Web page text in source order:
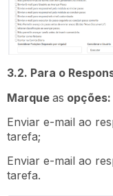
3.2. Para o
Marque as opções:
Enviar e-mail ao
tarefa;
Enviar e-mail ao
tarefa.